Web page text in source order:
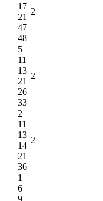
17
21
47
48
2
5
11
13
21
26
33
2
2
11
13
14
21
36
2
1
6
9